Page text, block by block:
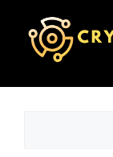
contenido